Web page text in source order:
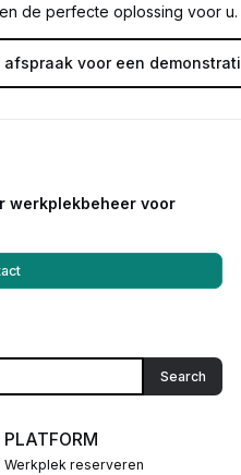
de perfecte oplossing voor u.
afspraak voor een
werkplekbeheer voor
PLATFORM
Werkplek reserveren